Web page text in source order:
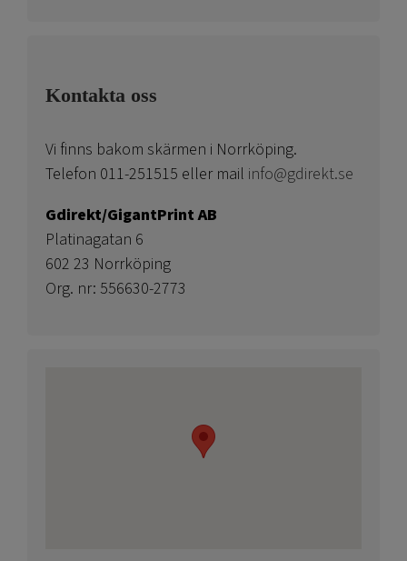
Kontakta oss
Vi finns bakom skärmen i Norrköping.
Telefon 011-251515 eller mail info@gdirekt.se
Gdirekt/GigantPrint AB
Platinagatan 6
602 23 Norrköping
Org. nr: 556630-2773